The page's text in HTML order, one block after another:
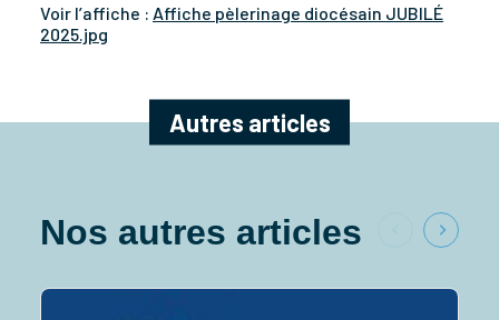
Voir l’affiche : Affiche pèlerinage diocésain JUBILÉ
2025.jpg
Autres articles
Nos autres articles